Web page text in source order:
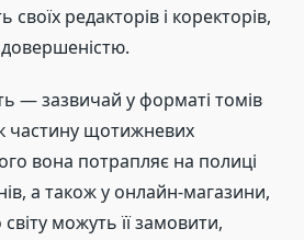
редакторів і коректорів,
— зазвичай у форматі томів
частину щотижневих
вона потрапляє на полиці
а також у онлайн-магазини,
можуть її замовити,